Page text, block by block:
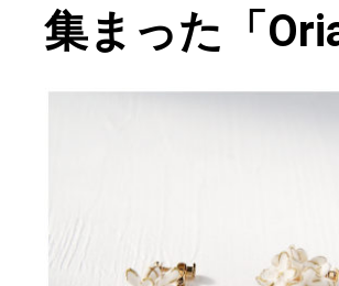
集まった「